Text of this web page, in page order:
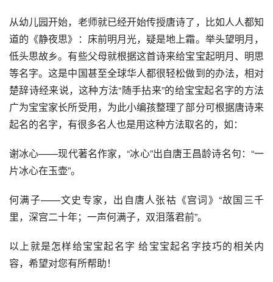
从幼儿园开始，老师就已经开始传授唐诗了，比如人人都知
道的《静夜思》：床前明月光，疑是地上霜。举头望明月，
低头思故乡。有些父母就根据这首诗来给宝宝起明月、明思
等名字。这是中国甚至全球华人都很轻松做到的办法，相对
楚辞诗经来说，这种方法“随手拈来”的给宝宝起名字的方法
广为宝宝家长所受用，为此小编孩整理了部分可根据唐诗来
起名的名字，有很多名人也是用这种方法取名的，如：
谢冰心——现代著名作家，“冰心”出自唐王昌龄诗名句：“一
片冰心在玉壶”。
何满子——文史专家，出自唐人张祜《宫词》“故国三千
里，深宫二十年；一声何满子，双泪落君前”。
以上就是怎样给宝宝起名字 给宝宝起名字技巧的相关内
容，希望对您有所帮助！